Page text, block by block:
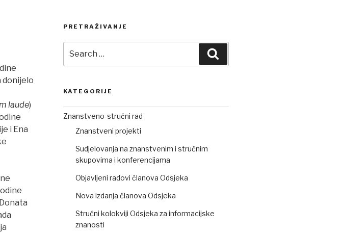
donijelo
laude)
i Ena
PRETRAŽIVANJE
for:
KATEGORIJE
Znanstveno-stručni rad
Znanstveni projekti
Sudjelovanja na znanstvenim i stručnim
skupovima i konferencijama
Objavljeni radovi članova Odsjeka
Nova izdanja članova Odsjeka
Stručni kolokviji Odsjeka za informacijske
znanosti